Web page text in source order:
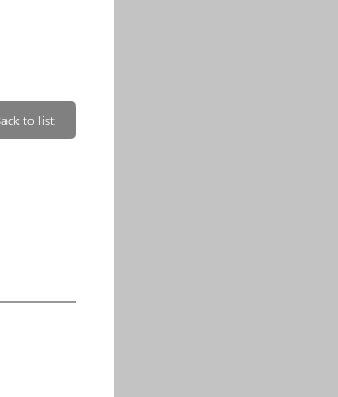
to list